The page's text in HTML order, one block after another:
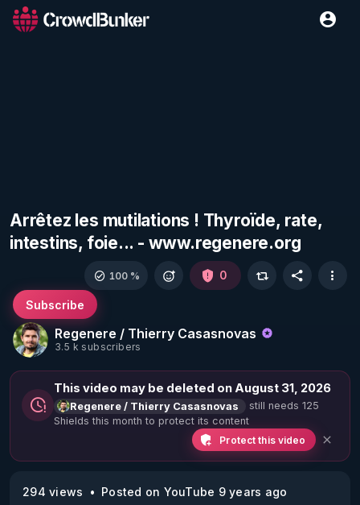
Arrêtez les mutilations ! Thyroïde, rate,
intestins, foie... - www.regenere.org
Regenere / Thierry Casasnovas
3.5 k subscribers
Subscribe
100 % 0
This video may be deleted on August 31, 2026
Regenere / Thierry Casasnovas
still needs 125
Shields this month to protect its content
Protect this video
294 views
Posted on YouTube 9 years ago